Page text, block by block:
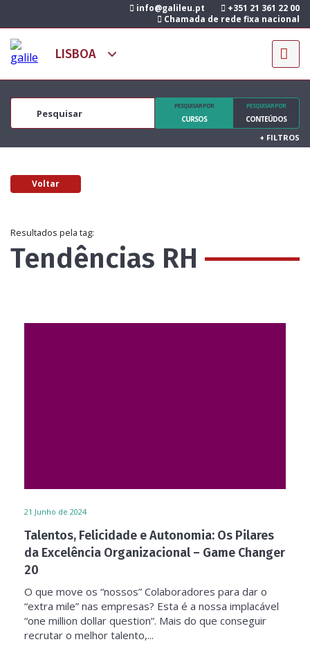
info@galileu.pt
+351 21 361 22 00
Chamada de rede fixa nacional
PESQUISAR POR
CURSOS
PESQUISAR POR
CONTEÚDOS
+ FILTROS
Voltar
Resultados pela tag:
Tendências RH
21 Junho de 2024
Talentos, Felicidade e Autonomia: Os Pilares
da Excelência Organizacional – Game Changer
20
O que move os “nossos” Colaboradores para dar o
“extra mile” nas empresas? Esta é a nossa implacável
“one million dollar question“. Mais do que conseguir
recrutar o melhor talento,...